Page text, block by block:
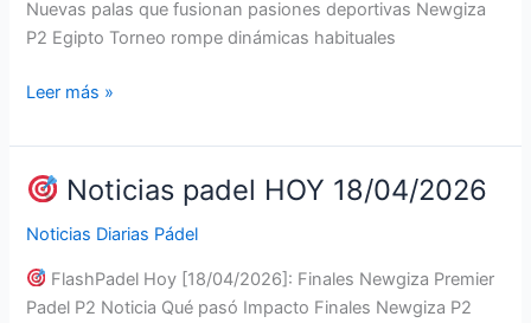
Nuevas palas que fusionan pasiones deportivas Newgiza
P2 Egipto Torneo rompe dinámicas habituales
padel
HOY
20/04/2026
Leer más »
Noticias padel HOY 18/04/2026
Noticias Diarias Pádel
FlashPadel Hoy [18/04/2026]: Finales Newgiza Premier
Padel P2 Noticia Qué pasó Impacto Finales Newgiza P2